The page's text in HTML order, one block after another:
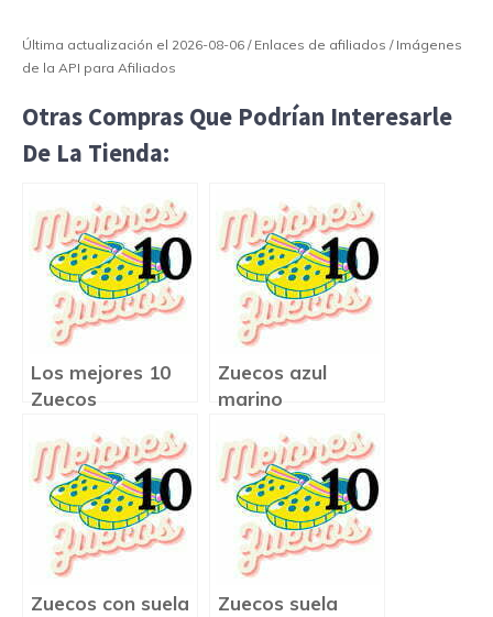
Última actualización el 2026-08-06 / Enlaces de afiliados / Imágenes
de la API para Afiliados
Otras Compras Que Podrían Interesarle
De La Tienda:
Los mejores 10
Zuecos
Zuecos azul
marino
Zuecos con suela
Zuecos suela